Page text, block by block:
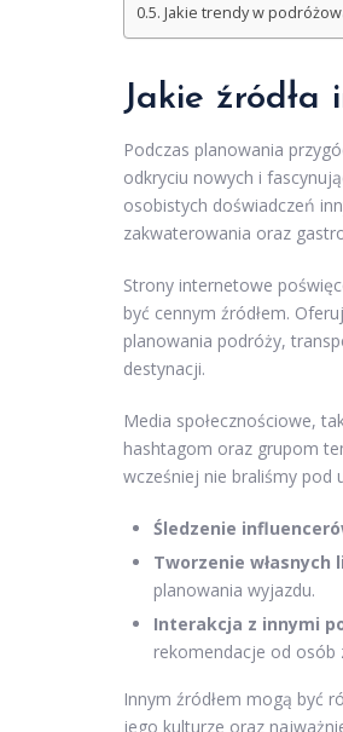
Jakie trendy w
Jakie
Podczas planowania
odkryciu nowych i
osobistych doświadczeń
zakwaterowania oraz
Strony internetowe
być cennym źródłem.
planowania podróży,
destynacji.
Media społecznościowe,
hashtagom oraz grupom
wcześniej nie braliśmy pod
Śledzenie
Tworzenie własnych
planowania wyjazdu.
Interakcja z innymi
rekomendacje od osób
Innym źródłem mogą być
jego kulturze oraz